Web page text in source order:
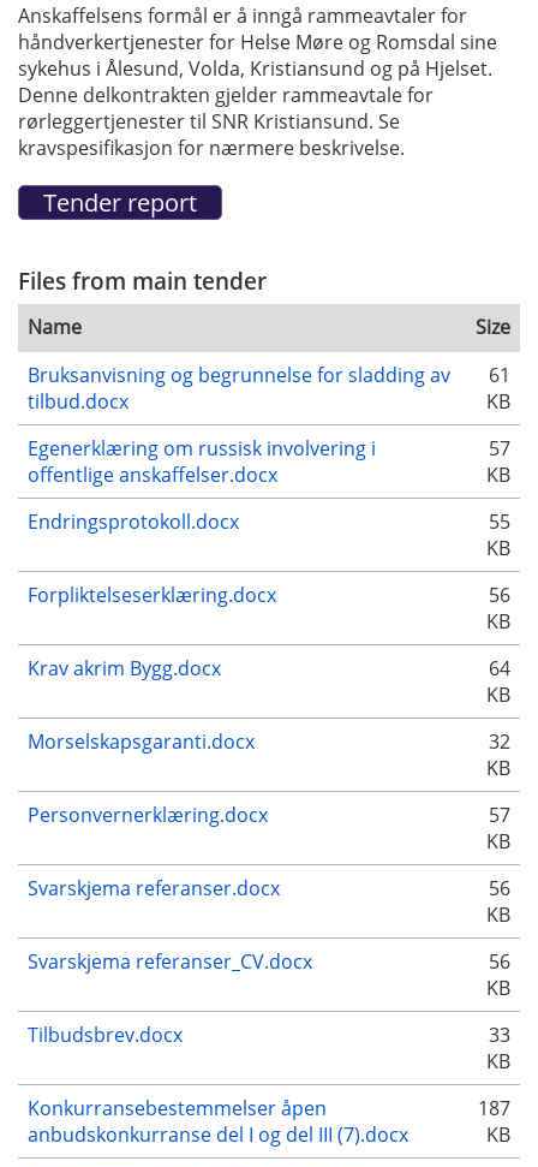
Anskaffelsens formål er å inngå rammeavtaler for
håndverkertjenester for Helse Møre og Romsdal sine
sykehus i Ålesund, Volda, Kristiansund og på Hjelset.
Denne delkontrakten gjelder rammeavtale for
rørleggertjenester til SNR Kristiansund. Se
kravspesifikasjon for nærmere beskrivelse.
Files from main tender
Name
Size
Bruksanvisning og begrunnelse for sladding av
tilbud.docx
61
KB
Egenerklæring om russisk involvering i
offentlige anskaffelser.docx
57
KB
Endringsprotokoll.docx
55
KB
Forpliktelseserklæring.docx
56
KB
Krav akrim Bygg.docx
64
KB
Morselskapsgaranti.docx
32
KB
Personvernerklæring.docx
57
KB
Svarskjema referanser.docx
56
KB
Svarskjema referanser_CV.docx
56
KB
Tilbudsbrev.docx
33
KB
Konkurransebestemmelser åpen
anbudskonkurranse del I og del III (7).docx
187
KB